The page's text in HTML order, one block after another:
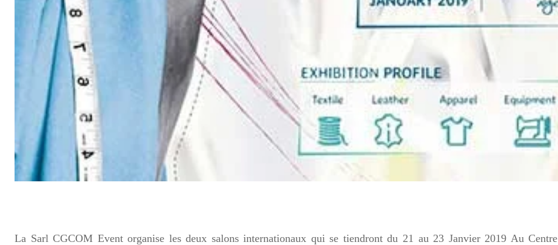
La Sarl CGCOM Event organise les deux salons internationaux qui se tiendront du 21 au 23 Janvier 2019 Au Centre